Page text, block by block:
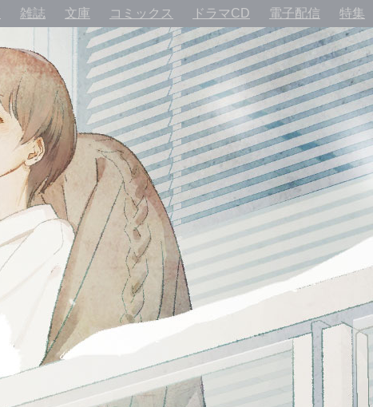
雑誌 文庫 コミックス ドラマCD 電子配信 特集